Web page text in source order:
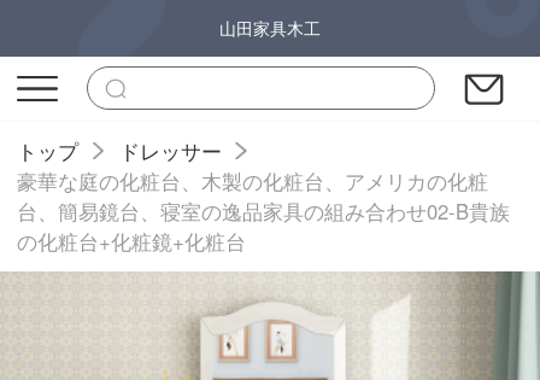
山田家具木工
トップ
ドレッサー
豪華な庭の化粧台、木製の化粧台、アメリカの化粧
台、簡易鏡台、寝室の逸品家具の組み合わせ02-B貴族
の化粧台+化粧鏡+化粧台